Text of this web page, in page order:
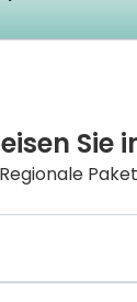
Sie
Regionale